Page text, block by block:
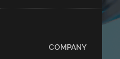
COMPANY